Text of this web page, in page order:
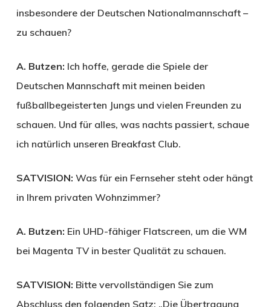
insbesondere der Deutschen Nationalmannschaft –
zu schauen?
A. Butzen: Ich hoffe, gerade die Spiele der
Deutschen Mannschaft mit meinen beiden
fußballbegeisterten Jungs und vielen Freunden zu
schauen. Und für alles, was nachts passiert, schaue
ich natürlich unseren Breakfast Club.
SATVISION: Was für ein Fernseher steht oder hängt
in Ihrem privaten Wohnzimmer?
A. Butzen: Ein UHD-fähiger Flatscreen, um die WM
bei Magenta TV in bester Qualität zu schauen.
SATVISION: Bitte vervollständigen Sie zum
Abschluss den folgenden Satz: „Die Übertragung